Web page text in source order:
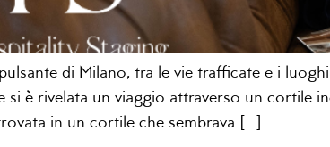
di Milano, tra le vie trafficate e i
si è rivelata un viaggio attraverso un cortile
in un cortile che sembrava […]